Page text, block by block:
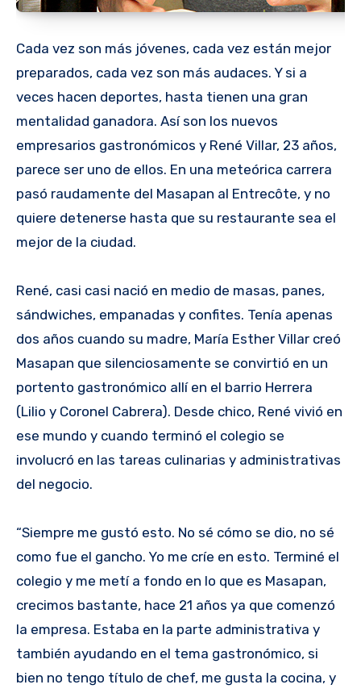
Cada vez son más jóvenes, cada vez están mejor
preparados, cada vez son más audaces. Y si a
veces hacen deportes, hasta tienen una gran
mentalidad ganadora. Así son los nuevos
empresarios gastronómicos y René Villar, 23 años,
parece ser uno de ellos. En una meteórica carrera
pasó raudamente del Masapan al Entrecôte, y no
quiere detenerse hasta que su restaurante sea el
mejor de la ciudad.
René, casi casi nació en medio de masas, panes,
sándwiches, empanadas y confites. Tenía apenas
dos años cuando su madre, María Esther Villar creó
Masapan que silenciosamente se convirtió en un
portento gastronómico allí en el barrio Herrera
(Lilio y Coronel Cabrera). Desde chico, René vivió en
ese mundo y cuando terminó el colegio se
involucró en las tareas culinarias y administrativas
del negocio.
“Siempre me gustó esto. No sé cómo se dio, no sé
como fue el gancho. Yo me críe en esto. Terminé el
colegio y me metí a fondo en lo que es Masapan,
crecimos bastante, hace 21 años ya que comenzó
la empresa. Estaba en la parte administrativa y
también ayudando en el tema gastronómico, si
bien no tengo título de chef, me gusta la cocina, y